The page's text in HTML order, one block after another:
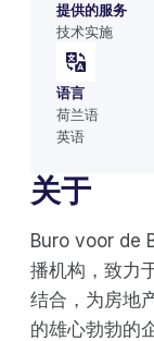
提供的服务
技术实施
语言
荷兰语
英语
关于
Buro voor de
播机构，致力
结合，为房地
的雄心勃勃的